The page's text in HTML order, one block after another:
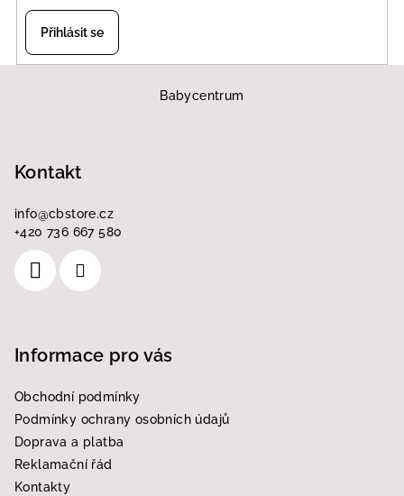
Přihlásit se
Babycentrum
Kontakt
info@cbstore.cz
+420 736 667 580
Informace pro vás
Obchodní podmínky
Podmínky ochrany osobních údajů
Doprava a platba
Reklamační řád
Kontakty